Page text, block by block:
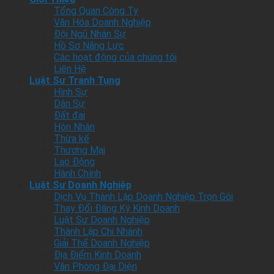
Tổng Quan Công Ty
Văn Hóa Doanh Nghiệp
Đội Ngũ Nhân Sự
Hồ Sơ Năng Lực
Các hoạt động của chúng tôi
Liên Hệ
Luật Sư Tranh Tụng
Hình Sự
Dân Sự
Đất đai
Hôn Nhân
Thừa kế
Thương Mại
Lao Động
Hành Chính
Luật Sư Doanh Nghiệp
Dịch Vụ Thành Lập Doanh Nghiệp Trọn Gói
Thay Đổi Đăng Ký Kinh Doanh
Luật Sư Doanh Nghiệp
Thành Lập Chi Nhánh
Giải Thể Doanh Nghiệp
Địa Điểm Kinh Doanh
Văn Phòng Đại Diện